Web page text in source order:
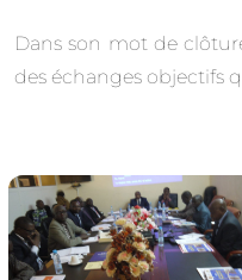
Dans son mot de
des échanges objectifs